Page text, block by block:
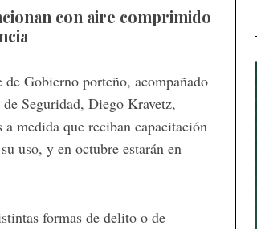
con aire comprimido
Gobierno porteño, acompañado
Seguridad, Diego Kravetz,
medida que reciban capacitación
uso, y en octubre estarán en
formas de delito o de